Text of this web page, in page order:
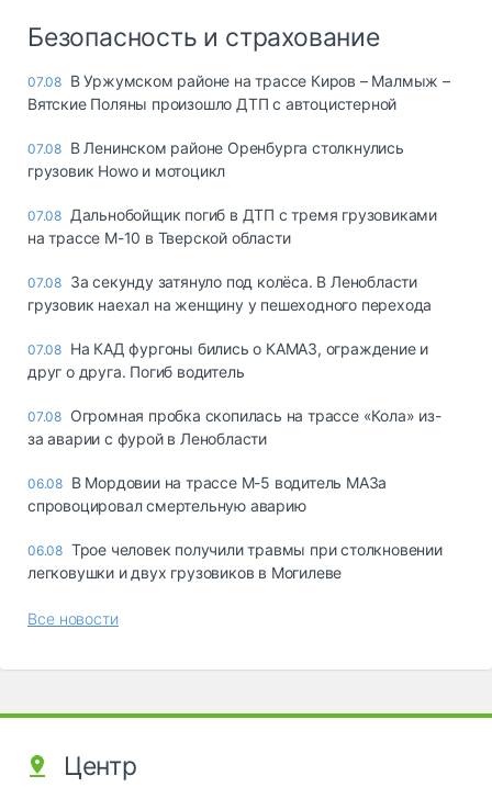
Безопасность и страхование
07.08 В Уржумском районе на трассе Киров – Малмыж –
Вятские Поляны произошло ДТП с автоцистерной
07.08 В Ленинском районе Оренбурга столкнулись
грузовик Howo и мотоцикл
07.08 Дальнобойщик погиб в ДТП с тремя грузовиками
на трассе М-10 в Тверской области
07.08 За секунду затянуло под колёса. В Ленобласти
грузовик наехал на женщину у пешеходного перехода
07.08 На КАД фургоны бились о КАМАЗ, ограждение и
друг о друга. Погиб водитель
07.08 Огромная пробка скопилась на трассе «Кола» из-
за аварии с фурой в Ленобласти
06.08 В Мордовии на трассе М-5 водитель МАЗа
спровоцировал смертельную аварию
06.08 Трое человек получили травмы при столкновении
легковушки и двух грузовиков в Могилеве
Все новости
Центр